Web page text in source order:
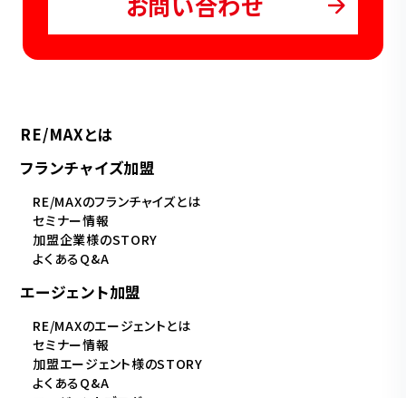
RE/MAXとは
フランチャイズ加盟
RE/MAXのフランチャイズとは
セミナー情報
加盟企業様のSTORY
よくあるQ&A
エージェント加盟
RE/MAXのエージェントとは
セミナー情報
加盟エージェント様のSTORY
よくあるQ&A